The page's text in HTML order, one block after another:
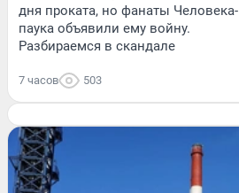
дня проката, но фанаты Человека-
паука объявили ему войну.
Разбираемся в скандале
7 часов 503